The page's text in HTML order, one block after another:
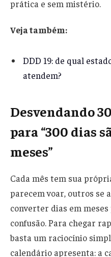
prática e sem mistério.
Veja também:
DDD 19: de qual
atendem?
Desvendando
para “300 dias
meses”
Cada mês tem sua
parecem voar, outros se
converter dias em
confusão. Para chegar
basta um raciocínio
calendário apresenta: a